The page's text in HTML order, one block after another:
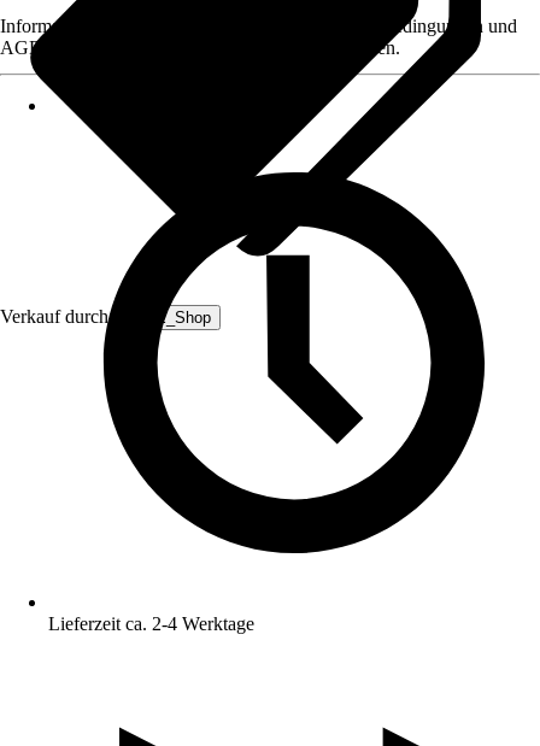
Verkauf durch: HEPE_Shop
Informationen des Verkäufers, wie z. B. Rückgabebedingungen und
AGB, finden Sie bei Klick auf den Verkäufernamen.
Lieferzeit ca. 2-4 Werktage